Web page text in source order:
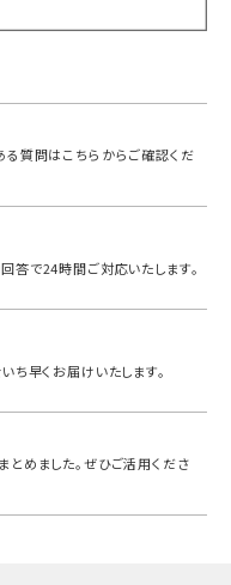
る質問はこちらからご確認くだ
答で24時間ご対応いたします。
ち早く お届けいたします。
めました。ぜひご活用くださ